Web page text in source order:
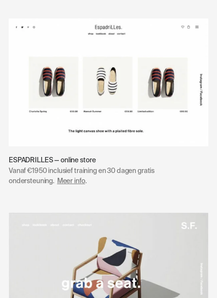
ESPADRILLES — online store
Vanaf €1950 inclusief training en 30 dagen gratis
ondersteuning.
Meer info.